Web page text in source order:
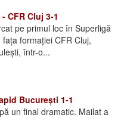
CFR Cluj 3-1
pe primul loc în Superligă
formației CFR Cluj,
într-o...
București 1-1
un final dramatic. Mailat a